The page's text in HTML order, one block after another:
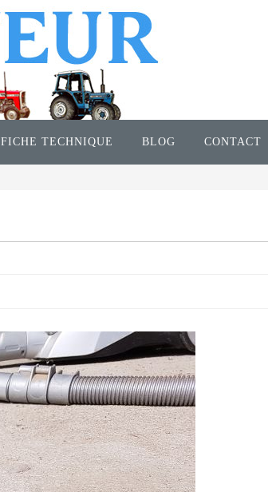
FICHE TECHNIQUE BLOG CONTACT